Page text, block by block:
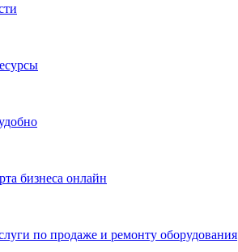
бизнеса онлайн
по продаже и ремонту оборудования